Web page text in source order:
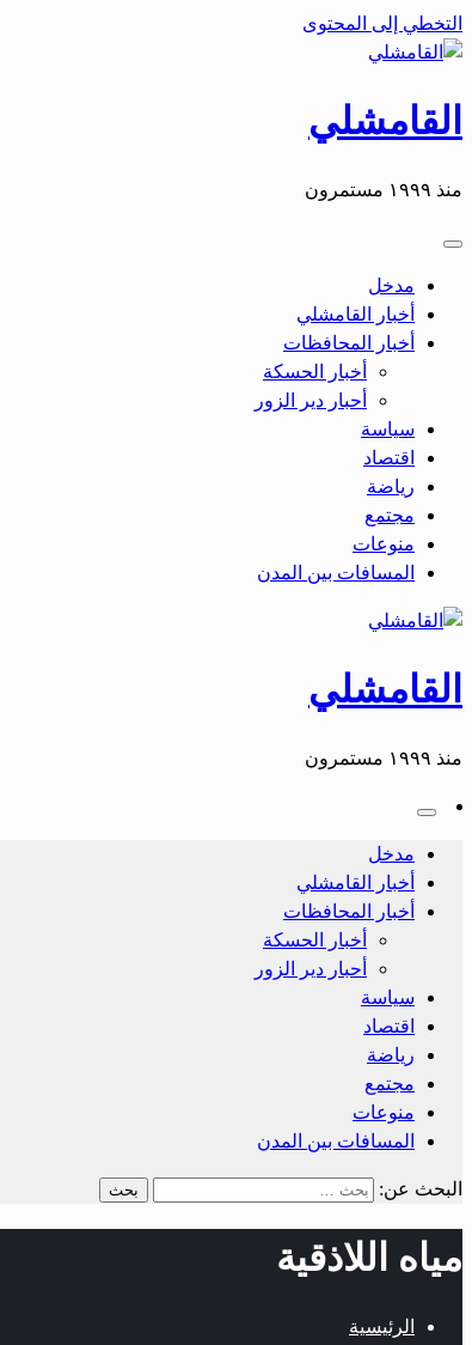
التخطي إلى المحتوى
القامشلي
منذ ١٩٩٩ مستمرون
مدخل
أخبار القامشلي
أخبار المحافظات
أخبار الحسكة
أحبار دير الزور
سياسة
اقتصاد
رياضة
مجتمع
منوعات
المسافات بين المدن
القامشلي
منذ ١٩٩٩ مستمرون
مدخل
أخبار القامشلي
أخبار المحافظات
أخبار الحسكة
أحبار دير الزور
سياسة
اقتصاد
رياضة
مجتمع
منوعات
المسافات بين المدن
البحث عن:
مياه اللاذقية
الرئيسية